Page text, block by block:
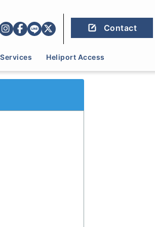
Contact
Heliport Access